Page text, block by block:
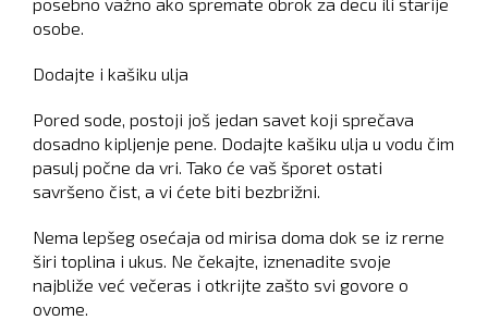
osobe.
Dodajte i kašiku ulja
Pored sode, postoji još jedan savet koji sprečava
dosadno kipljenje pene. Dodajte kašiku ulja u vodu čim
pasulj počne da vri. Tako će vaš šporet ostati
savršeno čist, a vi ćete biti bezbrižni.
Nema lepšeg osećaja od mirisa doma dok se iz rerne
širi toplina i ukus. Ne čekajte, iznenadite svoje
najbliže već večeras i otkrijte zašto svi govore o
ovome.